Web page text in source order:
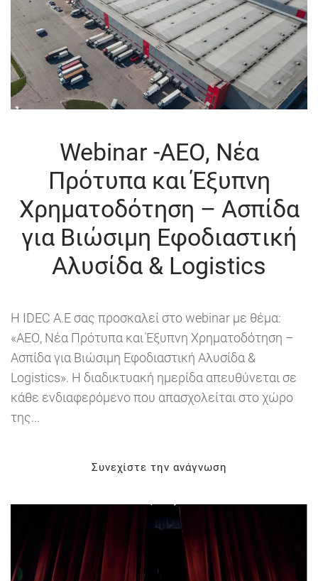
Webinar -ΑΕΟ, Νέα
Πρότυπα και Έξυπνη
Χρηματοδότηση – Ασπίδα
για Βιώσιμη Εφοδιαστική
Αλυσίδα & Logistics
Η IDEC A.E σας προσκαλεί στο webinar με θέμα:
«ΑΕΟ, Νέα Πρότυπα και Έξυπνη Χρηματοδότηση –
Ασπίδα για Βιώσιμη Εφοδιαστική Αλυσίδα &
Logistics». Η διαδικτυακή ημερίδα απευθύνεται σε
κάθε ενδιαφερόμενο που απασχολείται στο χώρο
της...
Συνεχίστε την ανάγνωση